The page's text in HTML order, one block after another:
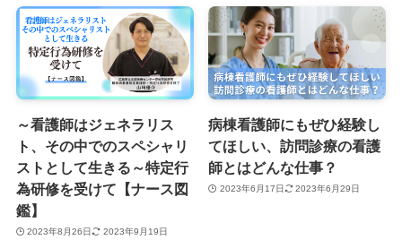
～看護師はジェネラリス
ト、その中でのスペシャリ
ストとして生きる～特定行
為研修を受けて【ナース図
鑑】
2023年8月26日 2023年9月19日
病棟看護師にもぜひ経験し
てほしい、訪問診療の看護
師とはどんな仕事？
2023年6月17日 2023年6月29日